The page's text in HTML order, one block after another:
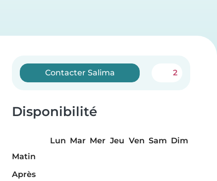
Contacter Salima 2
Disponibilité
Lun Mar Mer Jeu Ven Sam Dim
Matin
Après